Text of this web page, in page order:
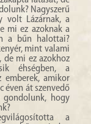
Nagyszerű
volt Lázárnak, a
mi ez azoknak a
a bűn halottai?
mint valami
de mi ez azokhoz
éhségben, a
emberek, amikor
éven át szenvedő
gondolunk, hogy
a